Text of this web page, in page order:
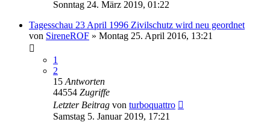
Sonntag 24. März 2019, 01:22
Tagesschau 23 April 1996 Zivilschutz wird neu geordnet
von SireneROF » Montag 25. April 2016, 13:21
1
2
15 Antworten
44554 Zugriffe
Letzter Beitrag von turboquattro
Samstag 5. Januar 2019, 17:21